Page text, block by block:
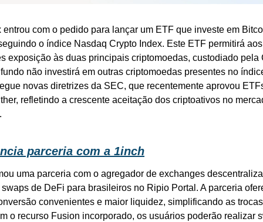
entrou com o pedido para lançar um ETF que investe em
o índice Nasdaq Crypto Index. Este ETF permitirá aos
exposição às duas principais criptomoedas, custodiado pela
não investirá em outras criptomoedas presentes no
novas diretrizes da SEC, que recentemente aprovou
refletindo a crescente aceitação dos criptoativos no
parceria com a 1inch
uma parceria com o agregador de exchanges
de DeFi para brasileiros no Ripio Portal. A parceria
convenientes e maior liquidez, simplificando as
o recurso Fusion incorporado, os usuários poderão realizar